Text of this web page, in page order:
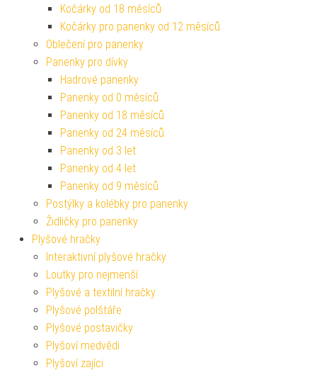
Kočárky od 18 měsíců
Kočárky pro panenky od 12 měsíců
Oblečení pro panenky
Panenky pro dívky
Hadrové panenky
Panenky od 0 měsíců
Panenky od 18 měsíců
Panenky od 24 měsíců
Panenky od 3 let
Panenky od 4 let
Panenky od 9 měsíců
Postýlky a kolébky pro panenky
Židličky pro panenky
Plyšové hračky
Interaktivní plyšové hračky
Loutky pro nejmenší
Plyšové a textilní hračky
Plyšové polštáře
Plyšové postavičky
Plyšoví medvědi
Plyšoví zajíci